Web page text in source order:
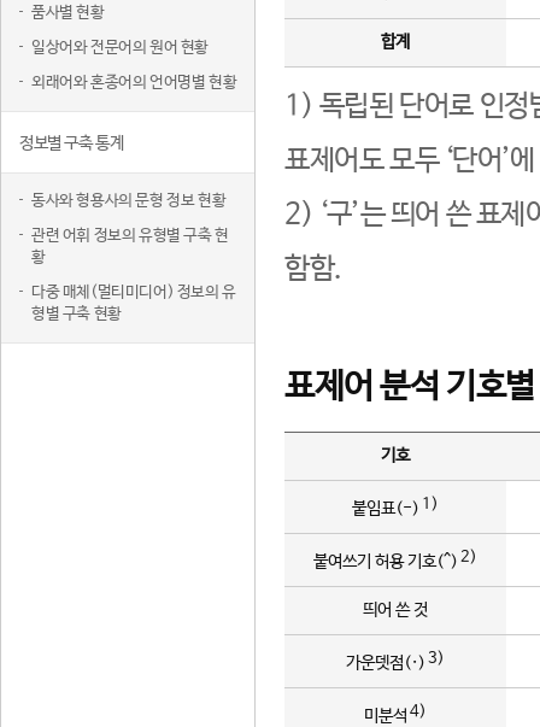
품사별 현황
일상어와 전문어의 원어 현황
외래어와 혼종어의 언어명별 현황
정보별 구축 통계
동사와 형용사의 문형 정보 현황
관련 어휘 정보의 유형별 구축 현
황
다중 매체(멀티미디어) 정보의 유
형별 구축 현황
합계
1) 독립된 단어로 인정
표제어도 모두 ‘단어’
2) ‘구’는 띄어 쓴 표
함함.
표제어 분석 기호
기호
붙임표(-) 1)
붙여쓰기 허용 기호(^) 2)
띄어 쓴 것
가운뎃점(·) 3)
미분석 4)